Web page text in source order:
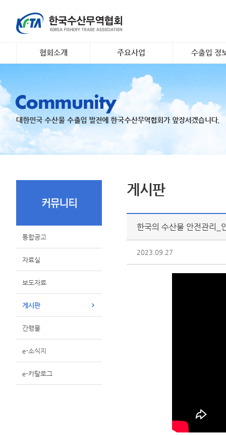
협회소개
조직도
회원명부
유관기관·사업
주요사업
대일 김 수출 촉진 사업
리스크안전망 구축
수출기업 맞춤형 해외시
장조사
K- 씨푸드 인바운드 마케
지원
수출입 정
무역관련 정
통합공고
자료실
보도자료
게시판
간행물
e-소식지
e-카탈로그
게시판
한국의 수산물 안전관리_
2023.09.27